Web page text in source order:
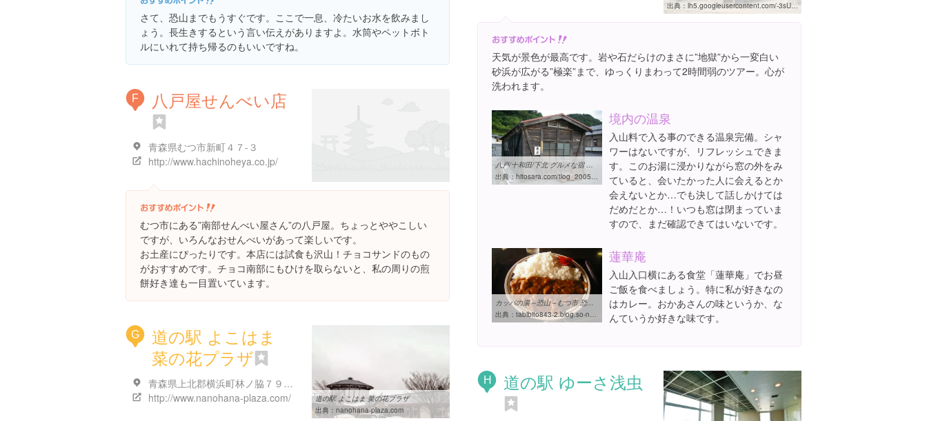
さて、恐山までもうすぐです。ここで一息、冷たいお水を飲みまし
ょう。長生きするという言い伝えがありますよ。水筒やペットボト
ルにいれて持ち帰るのもいいですね。
出典： lh5.googleusercontent.com/-3sUXBbaX4ms/Ug9bAaecrlI/AAAAAAAAX3U/CmqkemTM3nI/w460-h310-s0/IMG_20130812_060527809.jpg
天気が景色が最高です。岩や石だらけのまさに”地獄”から一変白い
砂浜が広がる”極楽”まで、ゆっくりまわって2時間弱のツアー。心が
洗われます。
八戸/十和田/下北 グルメな宿 恐山温泉 宿坊 吉祥閣 のグルメ情報 ...
出典： hitosara.com/tlog_2005024
境内の温泉
入山料で入る事のできる温泉完備。シャ
ワーはないですが、リフレッシュできま
す。このお湯に浸かりながら窓の外をみ
ていると、会いたかった人に会えるとか
会えないとか…でも決して話しかけては
だめだとか…！いつも窓は閉まっていま
すので、まだ確認できてはいないです。
カッパの湯～恐山～むつ市 恐山オソルベシ？：その2～ 旅人 ヨッシー ...
出典： tabibito843-2.blog.so-net.ne.jp/2012-11-08-2
蓮華庵
入山入口横にある食堂「蓮華庵」でお昼
ご飯を食べましょう。特に私が好きなの
はカレー。おかあさんの味というか、な
んていうか好きな味です。
F 八戸屋せんべい店
青森県むつ市新町４７-３
http://www.hachinoheya.co.jp/
むつ市にある”南部せんべい屋さん”の八戸屋。ちょっとややこしい
ですが、いろんなおせんべいがあって楽しいです。
お土産にぴったりです。本店には試食も沢山！チョコサンドのもの
がおすすめです。チョコ南部にもひけを取らないと、私の周りの煎
餅好き達も一目置いています。
G
道の駅 よこはま
菜の花プラザ
青森県上北郡横浜町林ノ脇７９-１２
http://www.nanohana-plaza.com/
道の駅 よこはま 菜の花プラザ
出典： nanohana-plaza.com
H 道の駅 ゆーさ浅虫